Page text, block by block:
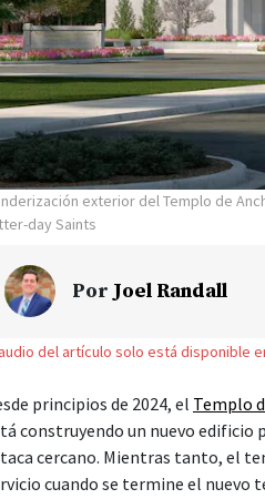
exterior del Templo de
day Saints
Por Joel Randall
del artículo solo está disponible
principios de 2024, el Templo
construyendo un nuevo edificio
cercano. Mientras tanto, el
cuando se termine el nuevo